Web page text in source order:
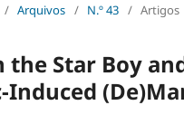
/ Arquivos / N.º 43 / Artigos
the Star Boy
Induced